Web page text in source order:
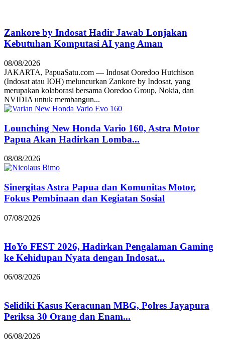
Zankore by Indosat Hadir Jawab Lonjakan
Kebutuhan Komputasi AI yang Aman
08/08/2026
JAKARTA, PapuaSatu.com — Indosat Ooredoo Hutchison
(Indosat atau IOH) meluncurkan Zankore by Indosat, yang
merupakan kolaborasi bersama Ooredoo Group, Nokia, dan
NVIDIA untuk membangun...
Lounching New Honda Vario 160, Astra Motor
Papua Akan Hadirkan Lomba...
08/08/2026
Sinergitas Astra Papua dan Komunitas Motor,
Fokus Pembinaan dan Kegiatan Sosial
07/08/2026
HoYo FEST 2026, Hadirkan Pengalaman Gaming
ke Kehidupan Nyata dengan Indosat...
06/08/2026
Selidiki Kasus Keracunan MBG, Polres Jayapura
Periksa 30 Orang dan Enam...
06/08/2026